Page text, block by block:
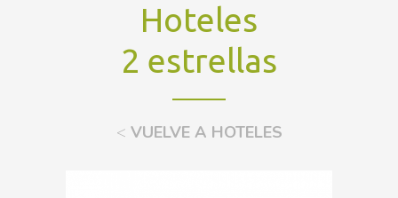
Hoteles
2 estrellas
< VUELVE A HOTELES